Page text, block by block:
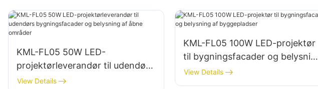
KML-FL05 50W LED-
projektørleverandør til udendørs
bygningsfacader og belysning
View Details
KML-FL05 100W LED-projektør
til bygningsfacader og belysning
af byggepladser
View Details